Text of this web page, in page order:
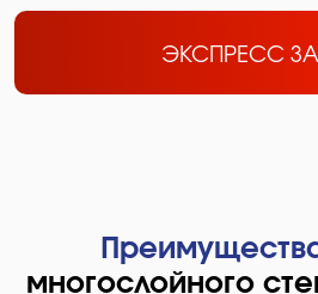
ЭКСПРЕСС
многослойного